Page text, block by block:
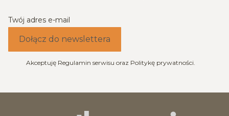
Twój adres e-mail
Dołącz do newslettera
Akceptuję Regulamin serwisu oraz Politykę prywatności.